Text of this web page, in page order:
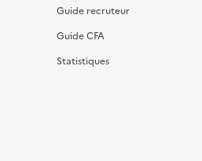
Guide recruteur
Guide CFA
Statistiques